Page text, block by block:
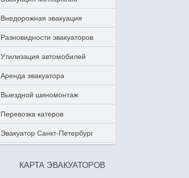
Внедорожная эвакуация
Разновидности эвакуаторов
Утилизация автомобилей
Аренда эвакуатора
Выездной шиномонтаж
Перевозка катеров
Эвакуатор Санкт-Петербург
КАРТА ЭВАКУАТОРОВ